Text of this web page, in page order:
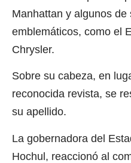
Manhattan y algunos de
emblemáticos, como el
Chrysler.
Sobre su cabeza, en
reconocida revista, se
su apellido.
La gobernadora del
Hochul, reaccionó al